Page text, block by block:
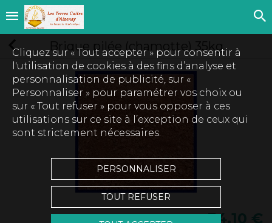
Brique pilée (chamotte) 35kg
34,10 €
Cliquez sur « Tout accepter » pour consentir à
l'utilisation de cookies à des fins d’analyse et
personnalisation de publicité, sur «
Personnaliser » pour paramétrer vos choix ou
sur « Tout refuser » pour vous opposer à ces
utilisations sur ce site à l’exception de ceux qui
sont strictement nécessaires.
PERSONNALISER
TOUT REFUSER